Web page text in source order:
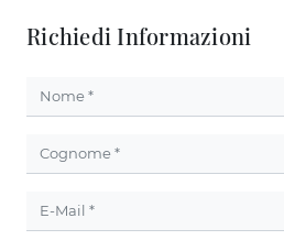
Richiedi Informazioni